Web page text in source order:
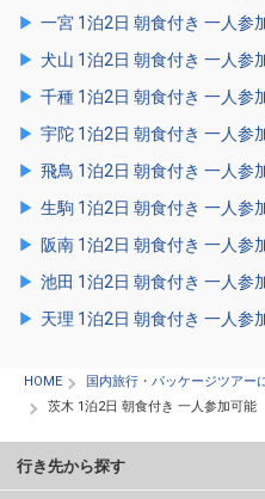
一宮 1泊2日 朝食付き 一人参
犬山 1泊2日 朝食付き 一人参
千種 1泊2日 朝食付き 一人参
宇陀 1泊2日 朝食付き 一人参
飛鳥 1泊2日 朝食付き 一人参
生駒 1泊2日 朝食付き 一人参
阪南 1泊2日 朝食付き 一人参
池田 1泊2日 朝食付き 一人参
天理 1泊2日 朝食付き 一人参
HOME
国内旅行・パッケージツアー
茨木 1泊2日 朝食付き 一人参加可能
行き先から探す